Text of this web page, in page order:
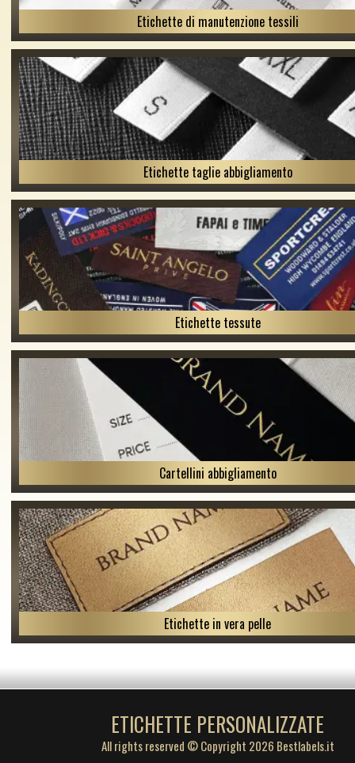
Etichette di manutenzione tessili
Etichette taglie abbigliamento
Etichette tessute
Cartellini abbigliamento
Etichette in vera pelle
ETICHETTE PERSONALIZZATE
All rights reserved © Copyright 2026 Bestlabels.it